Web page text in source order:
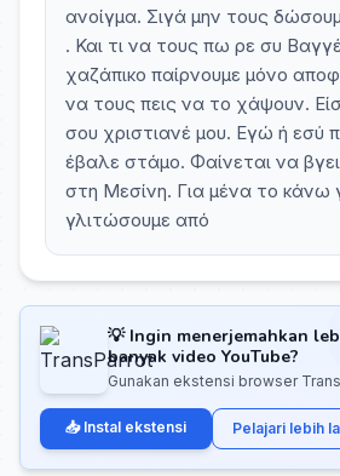
ανοίγμα. Σιγά μην τους
. Και τι να τους πω ρε συ
χαζάπικο παίρνουμε μόνο
να τους πεις να το χάψουν.
σου χριστιανέ μου. Εγώ ή εσύ
έβαλε στάμο. Φαίνεται να
στη Μεσίνη. Για μένα το κάνω
γλιτώσουμε από
💡 Ingin menerjemahkan
banyak video YouTube?
Gunakan ekstensi browser
📥 Instal ekstensi Pelajari lebih